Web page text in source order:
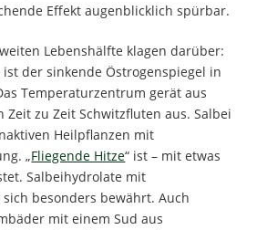
Effekt augenblicklich spürbar.
Lebenshälfte klagen darüber:
ist der sinkende Östrogenspiegel in
Temperaturzentrum gerät aus
Zeit zu Zeit Schwitzfluten aus. Salbei
Heilpflanzen mit
„Fliegende Hitze“ ist – mit etwas
Salbeihydrolate mit
besonders bewährt. Auch
mit einem Sud aus